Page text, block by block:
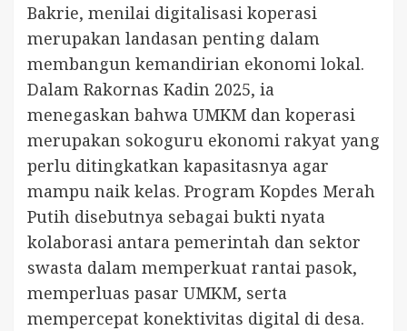
Bakrie, menilai digitalisasi koperasi
merupakan landasan penting dalam
membangun kemandirian ekonomi lokal.
Dalam Rakornas Kadin 2025, ia
menegaskan bahwa UMKM dan koperasi
merupakan sokoguru ekonomi rakyat yang
perlu ditingkatkan kapasitasnya agar
mampu naik kelas. Program Kopdes Merah
Putih disebutnya sebagai bukti nyata
kolaborasi antara pemerintah dan sektor
swasta dalam memperkuat rantai pasok,
memperluas pasar UMKM, serta
mempercepat konektivitas digital di desa.